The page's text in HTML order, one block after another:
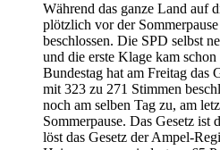
Während das ganze Land auf
plötzlich vor der
beschlossen. Die SPD selbst
und die erste Klage kam
Bundestag hat am Freitag das
mit 323 zu 271 Stimmen
noch am selben Tag zu, am
Sommerpause. Das Gesetz ist
löst das Gesetz der Ampel-